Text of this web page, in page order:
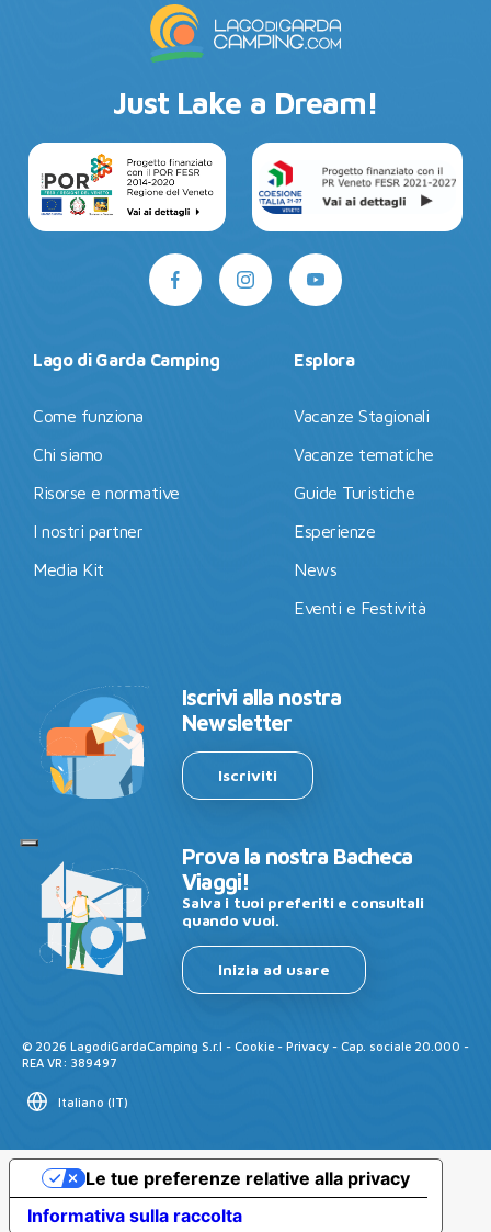
Just Lake a Dream!
Lago di Garda Camping
Come funziona
Chi siamo
Risorse e normative
I nostri partner
Media Kit
Esplora
Vacanze Stagionali
Vacanze tematiche
Guide Turistiche
Esperienze
News
Eventi e Festività
Iscrivi alla nostra
Newsletter
Iscriviti
Prova la nostra Bacheca
Viaggi!
Salva i tuoi preferiti e consultali
quando vuoi.
Inizia ad usare
© 2026 LagodiGardaCamping S.r.l - Cookie - Privacy - Cap. sociale 20.000 -
REA VR: 389497
Italiano (IT)
Informativa sulla raccolta
Le tue preferenze relative alla privacy